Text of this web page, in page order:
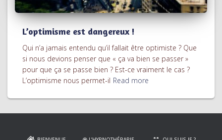
L’optimisme est dangereux !
Qui n’a jamais entendu qu’il fallait être optimiste ? Que
si nous devions penser que « ça va bien se passer »
pour que ça se passe bien ? Est-ce vraiment le cas ?
L’optimisme nous permet-il Read more